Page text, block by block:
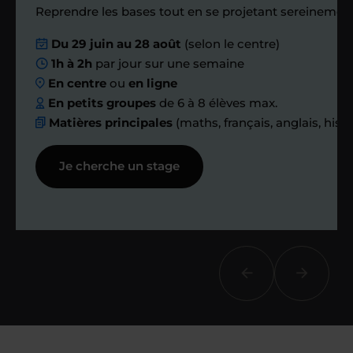
Nous planifions
ensemble des
échanges réguliers
Afin de suivre le travail et les progrès
réalisés, votre enseignant et moi-
même vous proposons des points et
Reprendre les bases tout en se projetant
Du 29 juin au 28 août (selon le centre)
1h à 2h par jour sur une semaine
En centre ouen ligne
En petits groupes de 6 à 8 élèves max.
Matières principales (maths, français, anglais,
Je cherche un stage